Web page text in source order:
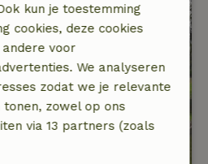
kun je toestemming
cookies, deze cookies
voor
We analyseren
zodat we je relevante
zowel op ons
via 13 partners (zoals